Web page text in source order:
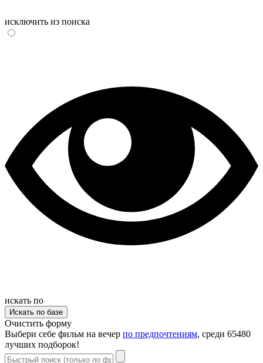
исключить из поиска
искать по
Очистить форму
Выбери себе фильм на вечер по предпочтениям, среди 65480
лучших подборок!